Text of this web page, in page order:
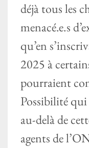
déjà tous les
menacé.e.s
qu’en
2025 à
pourraient
Possibilité qui
au-delà de
agents de